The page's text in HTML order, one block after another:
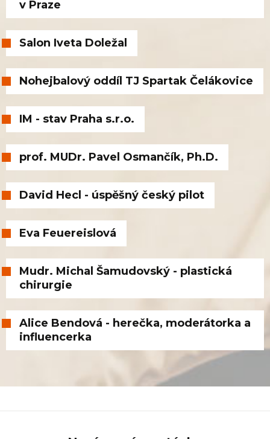
v Praze
Salon Iveta Doležal
Nohejbalový oddíl TJ Spartak Čelákovice
IM - stav Praha s.r.o.
prof. MUDr. Pavel Osmančík, Ph.D.
David Hecl - úspěšný český pilot
Eva Feuereislová
Mudr. Michal Šamudovský - plastická
chirurgie
Alice Bendová - herečka, moderátorka a
influencerka